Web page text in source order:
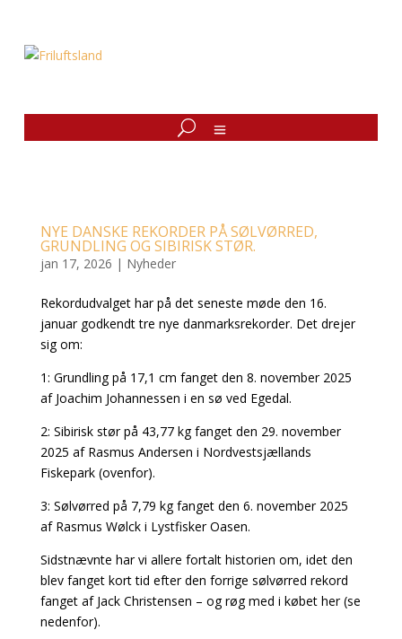
NYE DANSKE REKORDER PÅ SØLVØRRED,
GRUNDLING OG SIBIRISK STØR.
jan 17, 2026 | Nyheder
Rekordudvalget har på det seneste møde den 16.
januar godkendt tre nye danmarksrekorder. Det drejer
sig om:
1: Grundling på 17,1 cm fanget den 8. november 2025
af Joachim Johannessen i en sø ved Egedal.
2: Sibirisk stør på 43,77 kg fanget den 29. november
2025 af Rasmus Andersen i Nordvestsjællands
Fiskepark (ovenfor).
3: Sølvørred på 7,79 kg fanget den 6. november 2025
af Rasmus Wølck i Lystfisker Oasen.
Sidstnævnte har vi allere fortalt historien om, idet den
blev fanget kort tid efter den forrige sølvørred rekord
fanget af Jack Christensen – og røg med i købet her (se
nedenfor).